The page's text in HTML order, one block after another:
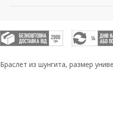
Браслет из шунгита, размер